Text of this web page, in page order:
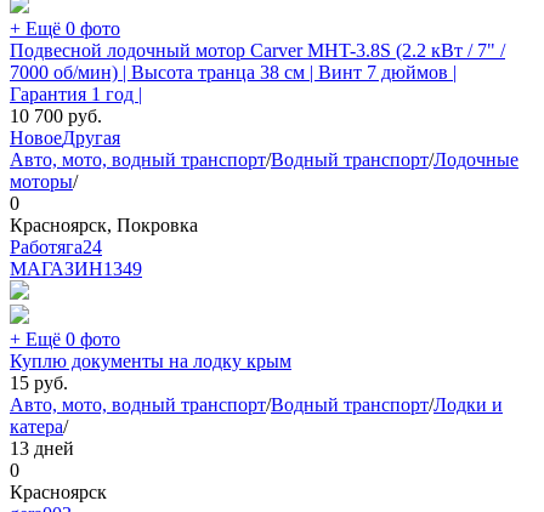
+ Ещё 0 фото
Подвесной лодочный мотор Carver MHT-3.8S (2.2 кВт / 7" /
7000 об/мин) | Высота транца 38 см | Винт 7 дюймов |
Гарантия 1 год |
10 700 руб.
НовоеДругая
Авто, мото, водный транспорт/Водный транспорт/Лодочные
моторы/
0
Красноярск, Покровка
Работяга24
МАГАЗИН1349
+ Ещё 0 фото
Куплю документы на лодку крым
15 руб.
Авто, мото, водный транспорт/Водный транспорт/Лодки и
катера/
13 дней
0
Красноярск